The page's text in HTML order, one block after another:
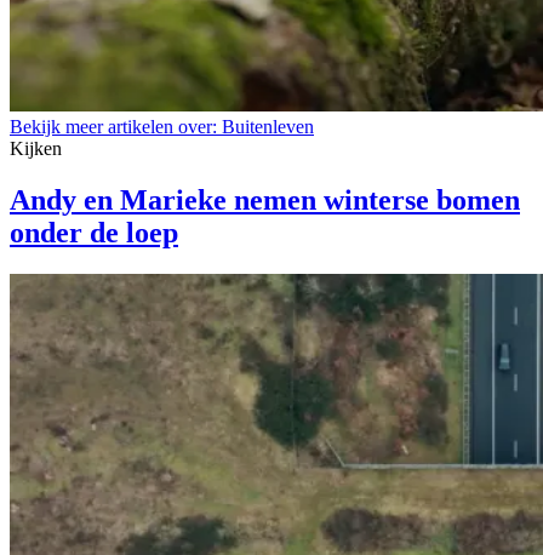
Bekijk meer artikelen over: Buitenleven
Kijken
Andy en Marieke nemen winterse bomen
onder de loep